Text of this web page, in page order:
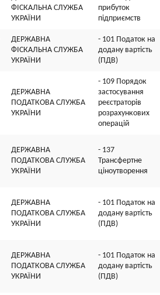
ФІСКАЛЬНА СЛУЖБА
УКРАЇНИ
прибуток
підприємств
ДЕРЖАВНА
ФІСКАЛЬНА СЛУЖБА
УКРАЇНИ
- 101 Податок на
додану вартість
(ПДВ)
ДЕРЖАВНА
ПОДАТКОВА СЛУЖБА
УКРАЇНИ
- 109 Порядок
застосування
реєстраторів
розрахункових
операцій
ДЕРЖАВНА
ПОДАТКОВА СЛУЖБА
УКРАЇНИ
- 137
Трансфертне
ціноутворення
ДЕРЖАВНА
ПОДАТКОВА СЛУЖБА
УКРАЇНИ
- 101 Податок на
додану вартість
(ПДВ)
ДЕРЖАВНА
ПОДАТКОВА СЛУЖБА
УКРАЇНИ
- 101 Податок на
додану вартість
(ПДВ)